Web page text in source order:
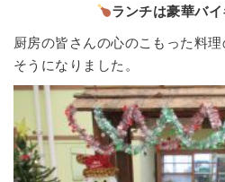
ランチは豪華バ
厨房の皆さんの心のこもった料
そうになりました。